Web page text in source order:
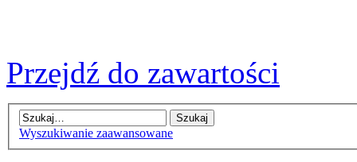
Przejdź do zawartości
Wyszukiwanie zaawansowane